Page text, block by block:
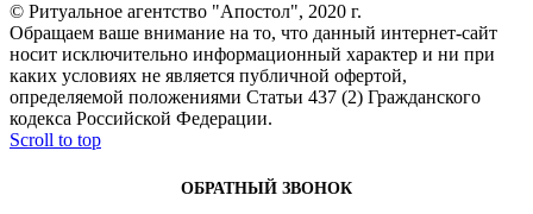
© Ритуальное агентство "Апостол", 2020 г.
Обращаем ваше внимание на то, что данный интернет-сайт
носит исключительно информационный характер и ни при
каких условиях не является публичной офертой,
определяемой положениями Статьи 437 (2) Гражданского
кодекса Российской Федерации.
Scroll to top
ОБРАТНЫЙ ЗВОНОК